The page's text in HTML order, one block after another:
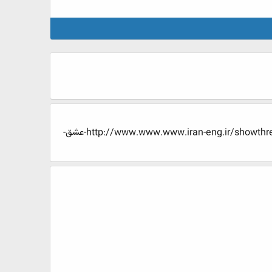
تو پیج من پیام بده تا زودتر بفهمم قبل رفتن حتما اینجا رو ببین تا به حرفی ک دیروز بهت زدم ایمان بیاریhttp://www.www.www.iran-eng.ir/showthread.php/420029-عشق-